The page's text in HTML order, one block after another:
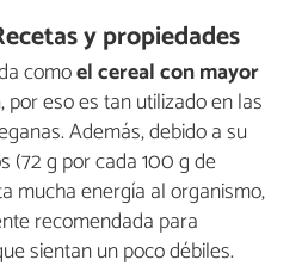
y propiedades
comoel cereal con mayor
, por eso es tan utilizado en las
Además, debido a su
(72 g por cada 100 g de
mucha energía al organismo,
recomendada para
sientan un poco débiles.